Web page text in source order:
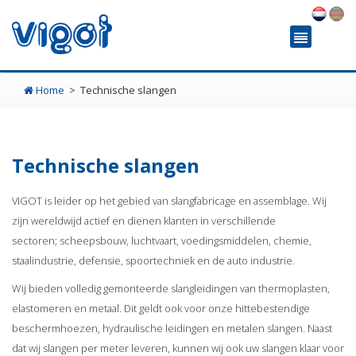
Home Technische slangen
Technische slangen
VIGOT is leider op het gebied van slangfabricage en assemblage. Wij
zijn wereldwijd actief en dienen klanten in verschillende
sectoren; scheepsbouw, luchtvaart, voedingsmiddelen, chemie,
staalindustrie, defensie, spoortechniek en de auto industrie.
Wij bieden volledig gemonteerde slangleidingen van thermoplasten,
elastomeren en metaal. Dit geldt ook voor onze hittebestendige
beschermhoezen, hydraulische leidingen en metalen slangen. Naast
dat wij slangen per meter leveren, kunnen wij ook uw slangen klaar voor